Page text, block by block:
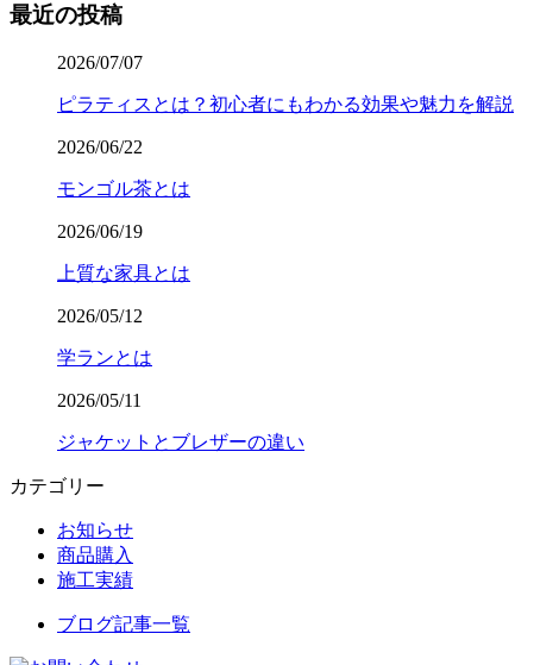
最近の投稿
2026/07/07
ピラティスとは？初心者にもわかる効果や魅力を解説
2026/06/22
モンゴル茶とは
2026/06/19
上質な家具とは
2026/05/12
学ランとは
2026/05/11
ジャケットとブレザーの違い
カテゴリー
お知らせ
商品購入
施工実績
ブログ記事一覧